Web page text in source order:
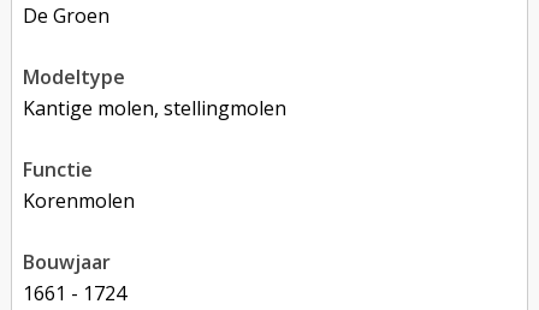
De Groen
modeltype
Kantige molen, stellingmolen
functie
korenmolen
bouwjaar
1661 - 1724